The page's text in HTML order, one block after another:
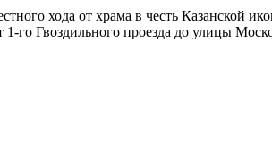
хода от храма в честь Казанской
1-го Гвоздильного проезда до улицы